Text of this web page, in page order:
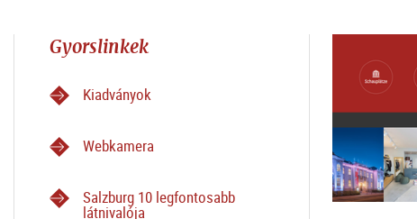
Gyorslinkek
Kiadványok
Webkamera
Salzburg 10 legfontosabb
látnivalója